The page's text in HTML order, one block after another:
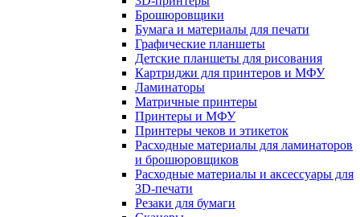
Брошюровщики
Бумага и материалы для печати
Графические планшеты
Детские планшеты для рисования
Картриджи для принтеров и МФУ
Ламинаторы
Матричные принтеры
Принтеры и МФУ
Принтеры чеков и этикеток
Расходные материалы для ламинаторов
и брошюровщиков
Расходные материалы и аксессуары для
3D-печати
Резаки для бумаги